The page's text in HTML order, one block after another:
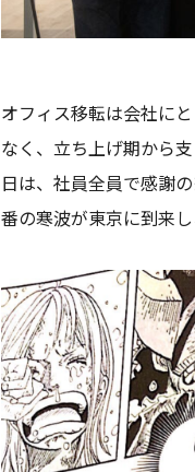
オフィス移転は会社に
なく、立ち上げ期から
日は、社員全員で感謝
番の寒波が東京に到来